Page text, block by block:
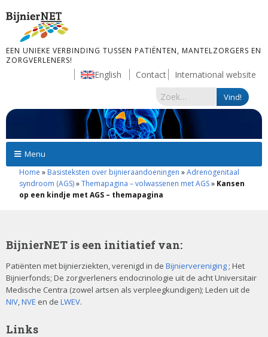
EEN UNIEKE VERBINDING TUSSEN PATIËNTEN, MANTELZORGERS EN
ZORGVERLENERS!
English Contact International website
Menu
Home » Basisteksten over bijnieraandoeningen »Adrenogenitaal
syndroom (AGS)»Themapagina – volwassenen met AGS» Kansen
op een kindje met AGS – themapagina
BijnierNET is een initiatief van:
Patiënten met bijnierziekten, verenigd in de Bijniervereniging ; Het
Bijnierfonds; De zorgverleners endocrinologie uit de acht Universitair
Medische Centra (zowel artsen als verpleegkundigen); Leden uit de
NIV,NVE en de LWEV.
Links